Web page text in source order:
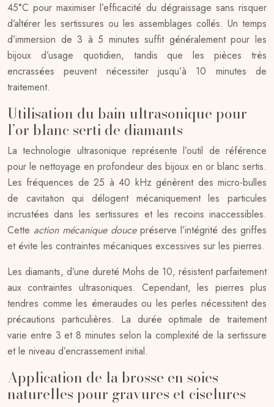
45°C pour maximiser l’efficacité du dégraissage sans risquer
d’altérer les sertissures ou les assemblages collés. Un temps
d’immersion de 3 à 5 minutes suffit généralement pour les
bijoux d’usage quotidien, tandis que les pièces très
encrassées peuvent nécessiter jusqu’à 10 minutes de
traitement.
Utilisation du bain ultrasonique pour
l’or blanc serti de diamants
La technologie ultrasonique représente l’outil de référence
pour le nettoyage en profondeur des bijoux en or blanc sertis.
Les fréquences de 25 à 40 kHz génèrent des micro-bulles
de cavitation qui délogent mécaniquement les particules
incrustées dans les sertissures et les recoins inaccessibles.
Cette action mécanique douce préserve l’intégrité des griffes
et évite les contraintes mécaniques excessives sur les pierres.
Les diamants, d’une dureté Mohs de 10, résistent parfaitement
aux contraintes ultrasoniques. Cependant, les pierres plus
tendres comme les émeraudes ou les perles nécessitent des
précautions particulières. La durée optimale de traitement
varie entre 3 et 8 minutes selon la complexité de la sertissure
et le niveau d’encrassement initial.
Application de la brosse en soies
naturelles pour gravures et ciselures